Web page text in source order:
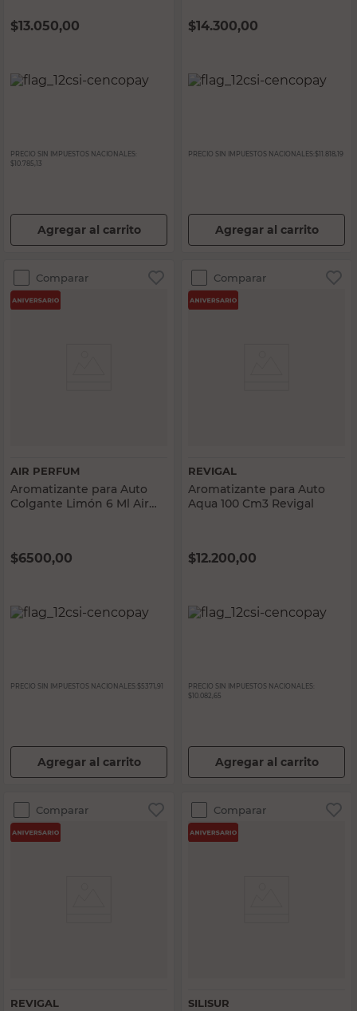
$13.050,00
PRECIO SIN IMPUESTOS NACIONALES:
$10.785,13
Agregar al carrito
$14.300,00
PRECIO SIN IMPUESTOS NACIONALES: $11.818,19
Agregar al carrito
Comparar
AIR PERFUM
Aromatizante para Auto
Colgante Limón 6 Ml Air
$6500,00
PRECIO SIN IMPUESTOS NACIONALES: $5371,91
Agregar al carrito
Comparar
REVIGAL
Aromatizante para Auto
Aqua 100 Cm3 Revigal
$12.200,00
PRECIO SIN IMPUESTOS NACIONALES:
$10.082,65
Agregar al carrito
Comparar
REVIGAL
Comparar
SILISUR